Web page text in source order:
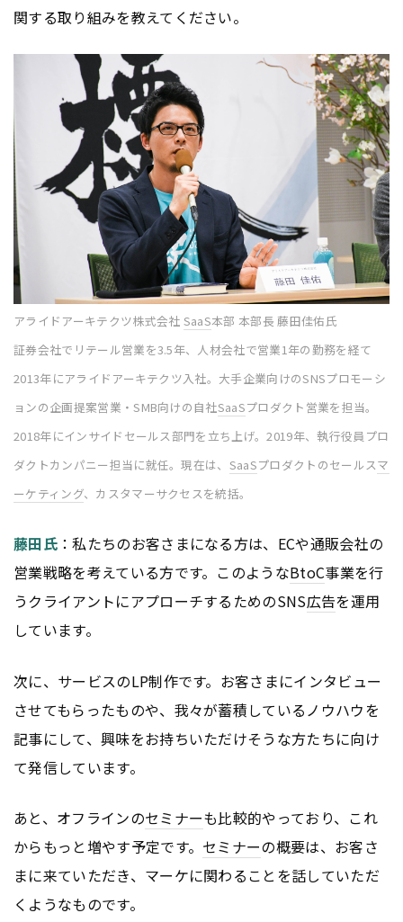
関する取り組みを教えてください。
アライドアーキテクツ株式会社 SaaS本部 本部長 藤田佳佑氏
証券会社でリテール営業を3.5年、人材会社で営業1年の勤務を経て
2013年にアライドアーキテクツ入社。大手企業向けのSNSプロモーシ
ョンの企画提案営業・SMB向けの自社SaaSプロダクト営業を担当。
2018年にインサイドセールス部門を立ち上げ。2019年、執行役員プロ
ダクトカンパニー担当に就任。現在は、 SaaSプロダクトのセールスマ
ーケティング、カスタマーサクセスを統括。
藤田氏：私たちのお客さまになる方は、ECや通販会社の
営業戦略を考えている方です。このようなBtoC事業を行
うクライアントにアプローチするためのSNS広告を運用
しています。
次に、サービスのLP制作です。お客さまにインタビュー
させてもらったものや、我々が蓄積しているノウハウを
記事にして、興味をお持ちいただけそうな方たちに向け
て発信しています。
あと、オフラインのセミナーも比較的やっており、これ
からもっと増やす予定です。 セミナーの概要は、お客さ
まに来ていただき、マーケに関わることを話していただ
くようなものです。